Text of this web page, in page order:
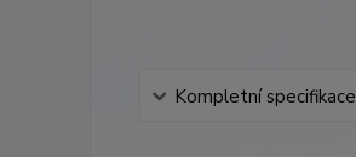
Kompletní specifikace